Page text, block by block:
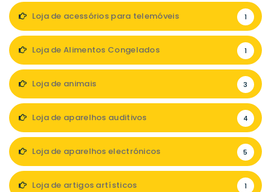
Loja de acessórios para telemóveis 1
Loja de Alimentos Congelados 1
Loja de animais 3
Loja de aparelhos auditivos 4
Loja de aparelhos electrónicos 5
Loja de artigos artísticos 1